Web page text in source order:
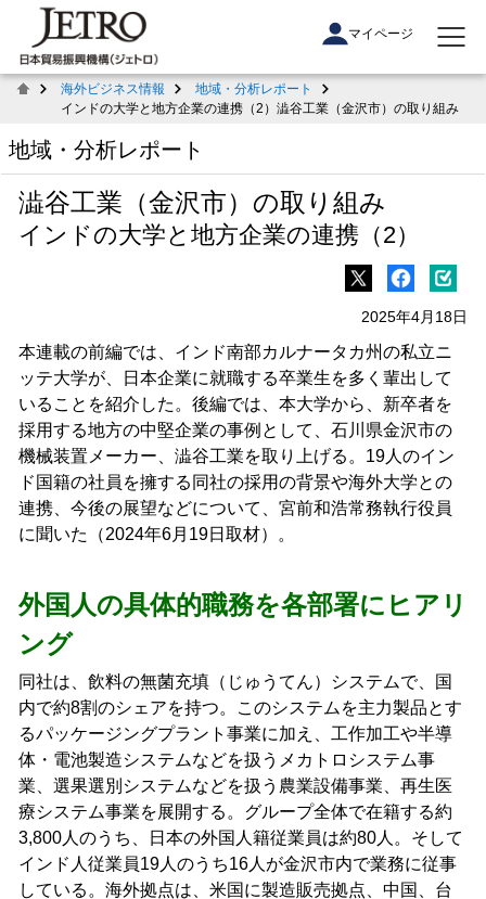
マイページ
海外ビジネス情報
地域・分析レポート
インドの大学と地方企業の連携（2）澁谷工業（金沢市）の取り組み
地域・分析レポート
澁谷工業（金沢市）の取り組み
インドの大学と地方企業の連携（2）
2025年4月18日
本連載の前編では、インド南部カルナータカ州の私立ニ
ッテ大学が、日本企業に就職する卒業生を多く輩出して
いることを紹介した。後編では、本大学から、新卒者を
採用する地方の中堅企業の事例として、石川県金沢市の
機械装置メーカー、澁谷工業を取り上げる。19人のイン
ド国籍の社員を擁する同社の採用の背景や海外大学との
連携、今後の展望などについて、宮前和浩常務執行役員
に聞いた（2024年6月19日取材）。
外国人の具体的職務を各部署にヒアリ
ング
同社は、飲料の無菌充填（じゅうてん）システムで、国
内で約8割のシェアを持つ。このシステムを主力製品とす
るパッケージングプラント事業に加え、工作加工や半導
体・電池製造システムなどを扱うメカトロシステム事
業、選果選別システムなどを扱う農業設備事業、再生医
療システム事業を展開する。グループ全体で在籍する約
3,800人のうち、日本の外国人籍従業員は約80人。そして
インド人従業員19人のうち16人が金沢市内で業務に従事
している。海外拠点は、米国に製造販売拠点、中国、台